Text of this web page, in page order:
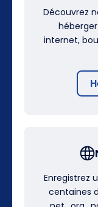
Découvrez
internet,
Enregistrez
centaines